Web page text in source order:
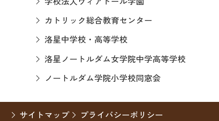
カトリック総合教育センター
洛星中学校・高等学校
洛星ノートルダム女学院中学高等学校
ノートルダム学院小学校同窓会
サイトマップ プライバシーポリシー